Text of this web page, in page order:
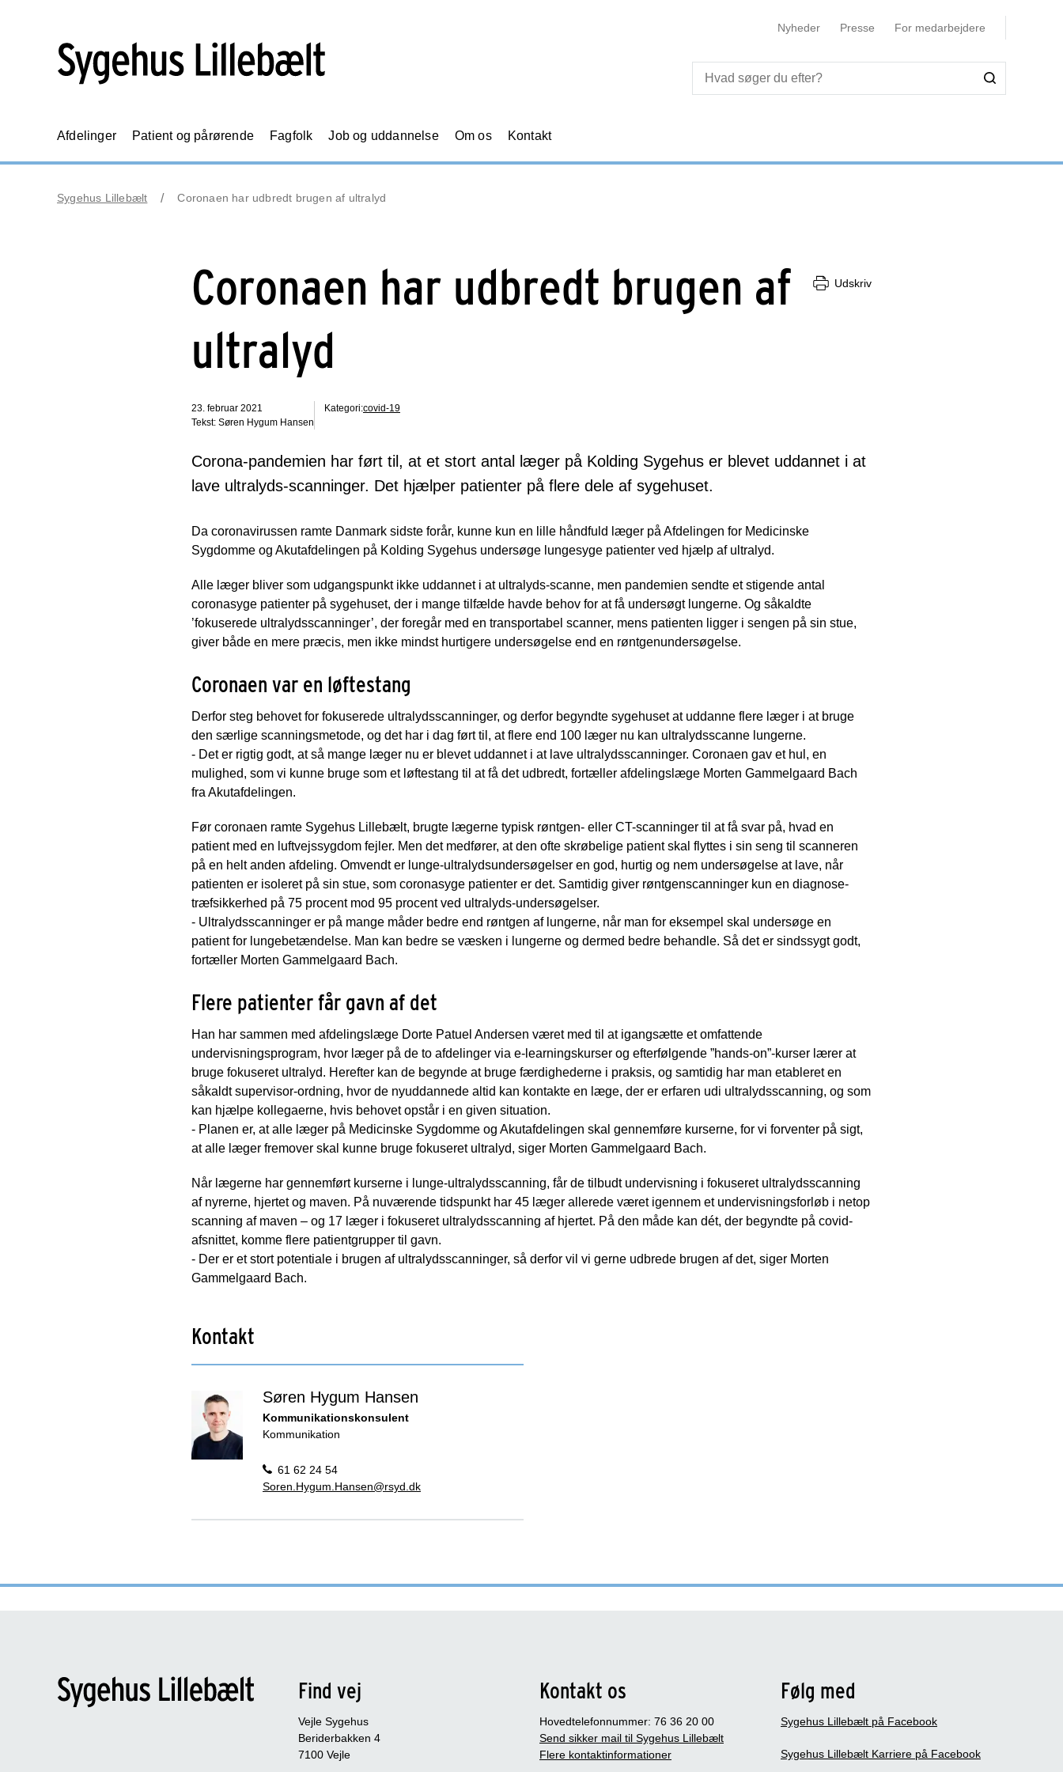
Nyheder Presse For medarbejdere
Afdelinger Patient og pårørende Fagfolk Job og uddannelse Om os Kontakt
Sygehus Lillebælt Coronaen har udbredt brugen af ultralyd
Coronaen har udbredt brugen af
ultralyd
Udskriv
23. februar 2021
Tekst: Søren Hygum Hansen
Kategori:covid-19
Corona-pandemien har ført til, at et stort antal læger på Kolding Sygehus er blevet uddannet i at
lave ultralyds-scanninger. Det hjælper patienter på flere dele af sygehuset.
Da coronavirussen ramte Danmark sidste forår, kunne kun en lille håndfuld læger på Afdelingen for Medicinske
Sygdomme og Akutafdelingen på Kolding Sygehus undersøge lungesyge patienter ved hjælp af ultralyd.
Alle læger bliver som udgangspunkt ikke uddannet i at ultralyds-scanne, men pandemien sendte et stigende antal
coronasyge patienter på sygehuset, der i mange tilfælde havde behov for at få undersøgt lungerne. Og såkaldte
’fokuserede ultralydsscanninger’, der foregår med en transportabel scanner, mens patienten ligger i sengen på sin stue,
giver både en mere præcis, men ikke mindst hurtigere undersøgelse end en røntgenundersøgelse.
Coronaen var en løftestang
Derfor steg behovet for fokuserede ultralydsscanninger, og derfor begyndte sygehuset at uddanne flere læger i at bruge
den særlige scanningsmetode, og det har i dag ført til, at flere end 100 læger nu kan ultralydsscanne lungerne.
- Det er rigtig godt, at så mange læger nu er blevet uddannet i at lave ultralydsscanninger. Coronaen gav et hul, en
mulighed, som vi kunne bruge som et løftestang til at få det udbredt, fortæller afdelingslæge Morten Gammelgaard Bach
fra Akutafdelingen.
Før coronaen ramte Sygehus Lillebælt, brugte lægerne typisk røntgen- eller CT-scanninger til at få svar på, hvad en
patient med en luftvejssygdom fejler. Men det medfører, at den ofte skrøbelige patient skal flyttes i sin seng til scanneren
på en helt anden afdeling. Omvendt er lunge-ultralydsundersøgelser en god, hurtig og nem undersøgelse at lave, når
patienten er isoleret på sin stue, som coronasyge patienter er det. Samtidig giver røntgenscanninger kun en diagnose-
træfsikkerhed på 75 procent mod 95 procent ved ultralyds-undersøgelser.
- Ultralydsscanninger er på mange måder bedre end røntgen af lungerne, når man for eksempel skal undersøge en
patient for lungebetændelse. Man kan bedre se væsken i lungerne og dermed bedre behandle. Så det er sindssygt godt,
fortæller Morten Gammelgaard Bach.
Flere patienter får gavn af det
Han har sammen med afdelingslæge Dorte Patuel Andersen været med til at igangsætte et omfattende
undervisningsprogram, hvor læger på de to afdelinger via e-learningskurser og efterfølgende ”hands-on”-kurser lærer at
bruge fokuseret ultralyd. Herefter kan de begynde at bruge færdighederne i praksis, og samtidig har man etableret en
såkaldt supervisor-ordning, hvor de nyuddannede altid kan kontakte en læge, der er erfaren udi ultralydsscanning, og som
kan hjælpe kollegaerne, hvis behovet opstår i en given situation.
- Planen er, at alle læger på Medicinske Sygdomme og Akutafdelingen skal gennemføre kurserne, for vi forventer på sigt,
at alle læger fremover skal kunne bruge fokuseret ultralyd, siger Morten Gammelgaard Bach.
Når lægerne har gennemført kurserne i lunge-ultralydsscanning, får de tilbudt undervisning i fokuseret ultralydsscanning
af nyrerne, hjertet og maven. På nuværende tidspunkt har 45 læger allerede været igennem et undervisningsforløb i netop
scanning af maven – og 17 læger i fokuseret ultralydsscanning af hjertet. På den måde kan dét, der begyndte på covid-
afsnittet, komme flere patientgrupper til gavn.
- Der er et stort potentiale i brugen af ultralydsscanninger, så derfor vil vi gerne udbrede brugen af det, siger Morten
Gammelgaard Bach.
Kontakt
Søren Hygum Hansen
Kommunikationskonsulent
Kommunikation
61 62 24 54
Soren.Hygum.Hansen@rsyd.dk
Find vej
Vejle Sygehus
Beriderbakken 4
7100 Vejle
Kontakt os
Hovedtelefonnummer: 76 36 20 00
Send sikker mail til Sygehus Lillebælt
Flere kontaktinformationer
Følg med
Sygehus Lillebælt på Facebook
Sygehus Lillebælt Karriere på Facebook